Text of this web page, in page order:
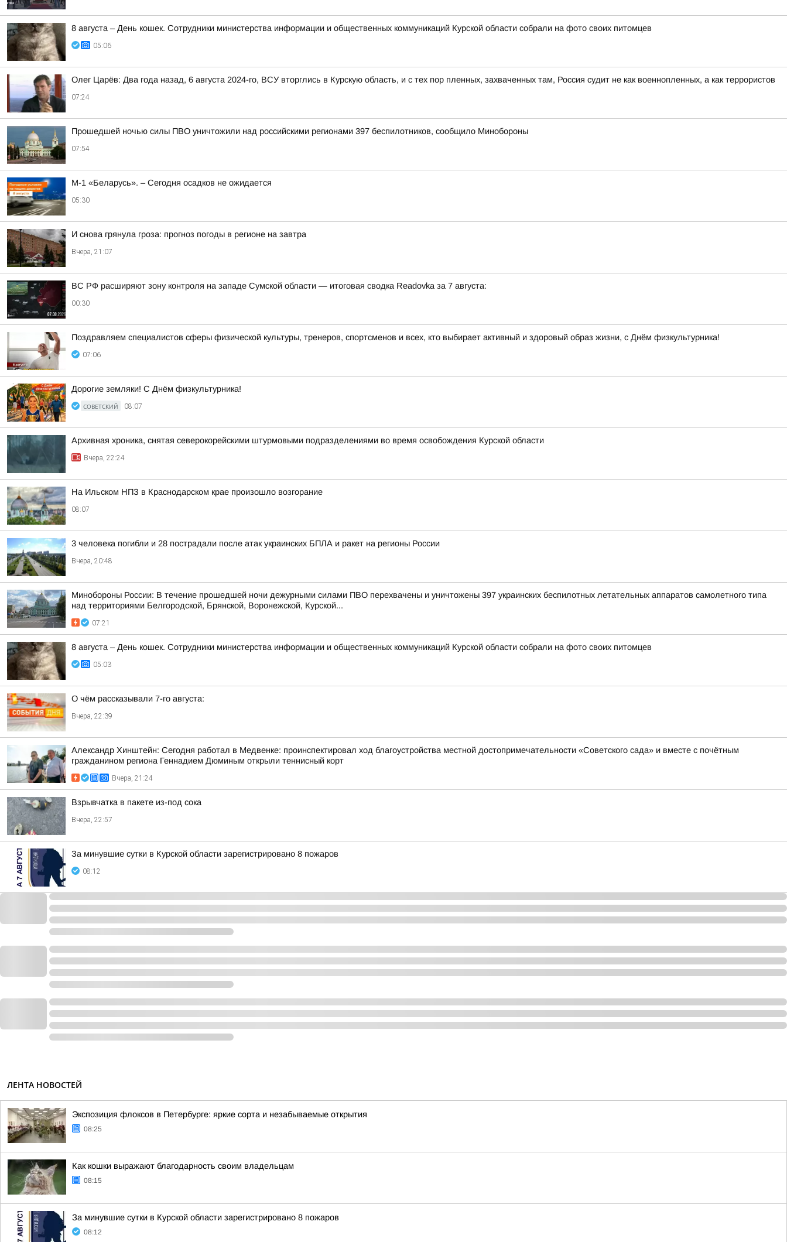
8 августа – День кошек. Сотрудники министерства информации и общественных коммуникаций Курской области собрали на фото своих питомцев
05:06
Олег Царёв: Два года назад, 6 августа 2024-го, ВСУ вторглись в Курскую область, и с тех пор пленных, захваченных там, Россия судит не как военнопленных, а как террористов
07:24
Прошедшей ночью силы ПВО уничтожили над российскими регионами 397 беспилотников, сообщило Минобороны
07:54
М-1 «Беларусь». – Сегодня осадков не ожидается
05:30
И снова грянула гроза: прогноз погоды в регионе на завтра
Вчера, 21:07
ВС РФ расширяют зону контроля на западе Сумской области — итоговая сводка Readovka за 7 августа:
00:30
Поздравляем специалистов сферы физической культуры, тренеров, спортсменов и всех, кто выбирает активный и здоровый образ жизни, с Днём физкультурника!
07:06
Дорогие земляки! С Днём физкультурника!
СОВЕТСКИЙ 08:07
Архивная хроника, снятая северокорейскими штурмовыми подразделениями во время освобождения Курской области
Вчера, 22:24
На Ильском НПЗ в Краснодарском крае произошло возгорание
08:07
3 человека погибли и 28 пострадали после атак украинских БПЛА и ракет на регионы России
Вчера, 20:48
Минобороны России: В течение прошедшей ночи дежурными силами ПВО перехвачены и уничтожены 397 украинских беспилотных летательных аппаратов самолетного типа
над территориями Белгородской, Брянской, Воронежской, Курской...
07:21
8 августа – День кошек. Сотрудники министерства информации и общественных коммуникаций Курской области собрали на фото своих питомцев
05:03
О чём рассказывали 7-го августа:
Вчера, 22:39
Александр Хинштейн: Сегодня работал в Медвенке: проинспектировал ход благоустройства местной достопримечательности «Советского сада» и вместе с почётным
гражданином региона Геннадием Дюминым открыли теннисный корт
Вчера, 21:24
Взрывчатка в пакете из-под сока
Вчера, 22:57
За минувшие сутки в Курской области зарегистрировано 8 пожаров
08:12
ЛЕНТА НОВОСТЕЙ
Экспозиция флоксов в Петербурге: яркие сорта и незабываемые открытия
08:25
Как кошки выражают благодарность своим владельцам
08:15
За минувшие сутки в Курской области зарегистрировано 8 пожаров
08:12